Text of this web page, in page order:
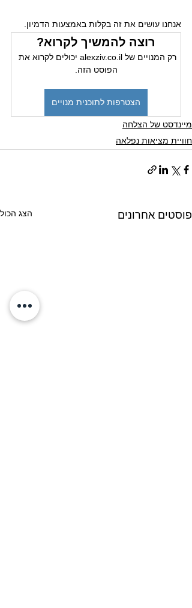
אנחנו עושים את זה בקלות באמצעות הדמיון.
רוצה להמשיך לקרוא?
רק המנויים של alexziv.co.il יכולים לקרוא את
הפוסט הזה.
הצטרפות לתוכנית מנויים
מיינדסט של הצלחה
חוויית מציאות נפלאה
פוסטים אחרונים הצג הכול